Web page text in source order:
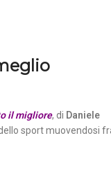
il migliore, di Daniele
sport muovendosi